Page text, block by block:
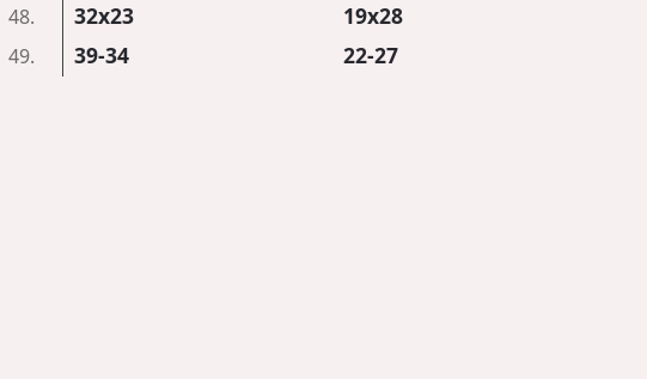
48. 32x23 19x28
49. 39-34 22-27